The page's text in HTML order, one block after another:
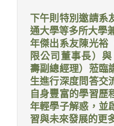
下午則特別邀請系
通大學等多所大學
年傑出系友陳光裕
限公司董事長）
壽副總經理）蒞臨
生進行深度問答交
自身豐富的學習歷
年輕學子解惑，並
習與未來發展的更